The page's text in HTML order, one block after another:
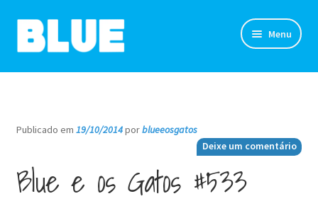
Pular
para
Pular
para
Menu
TIRINHAS
SOBRE
Publicado em 19/10/2014porblueeosgatos
Deixe um comentário
Blue e os Gatos #533